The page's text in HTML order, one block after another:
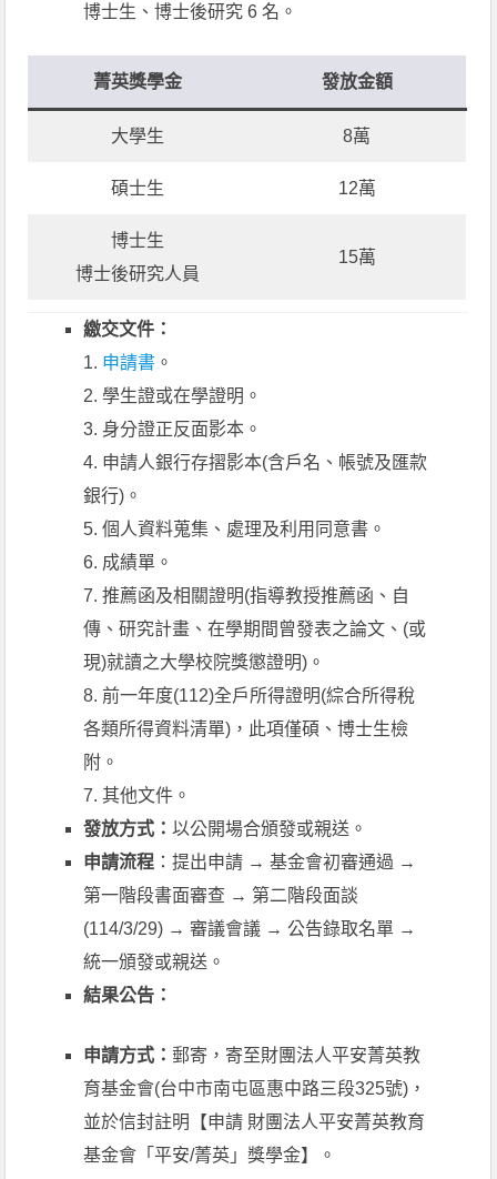
博士生、博士後研究 6 名。
菁英獎學金 發放金額
大學生 8萬
碩士生 12萬
博士生
博士後研究人員
15萬
繳交文件：
1. 申請書 。
2. 學生證或在學證明。
3. 身分證正反面影本。
4. 申請人銀行存摺影本(含戶名、帳號及匯款
銀行)。
5. 個人資料蒐集、處理及利用同意書。
6. 成績單。
7. 推薦函及相關證明(指導教授推薦函、自
傳、研究計畫、在學期間曾發表之論文、(或
現)就讀之大學校院獎懲證明)。
8. 前一年度(112)全戶所得證明(綜合所得稅
各類所得資料清單)，此項僅碩、博士生檢
附。
7. 其他文件。
發放方式：以公開場合頒發或親送。
申請流程 ：提出申請 → 基金會初審通過 →
第一階段書面審查 → 第二階段面談
(114/3/29) → 審議會議 → 公告錄取名單 →
統一頒發或親送。
結果公告：
申請方式：郵寄，寄至財團法人平安菁英教
育基金會(台中市南屯區惠中路三段325號)，
並於信封註明【申請 財團法人平安菁英教育
基金會「平安/菁英」獎學金】。